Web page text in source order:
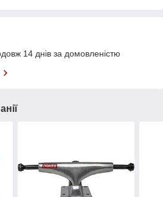
14 днів за домовленістю